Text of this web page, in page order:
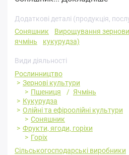
Додаткові деталі (продукція,
Соняшник
Вирощування
ячмінь
кукурудза)
Види діяльності
Рослинництво
Зернові культури
Пшениця
Ячмінь
Кукурудза
Олійні та ефіроолійні культури
Соняшник
Фрукти, ягоди, горіхи
Горіх
Сільськогосподарські виробники